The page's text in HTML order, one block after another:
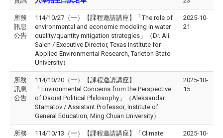
所務
訊息
公告
114/10/27（一）【課程邀請講座】「The role of
environmental and economic modeling in water
quality/quantity mitigation strategies」（Dr. Ali
Saleh / Executive Director, Texas Institute for
Applied Environmental Research, Tarleton State
University）
2025-10-
21
所務
訊息
公告
114/10/20（一）【課程邀請講座】
「Environmental Concerns from the Perspective
of Daoist Political Philosophy」（Aleksandar
Stamatov / Assistant Professor, Institute of
General Education, Ming Chuan University）
2025-10-
15
所務
114/10/13（一）【課程邀請講座】「Climate
2025-10-